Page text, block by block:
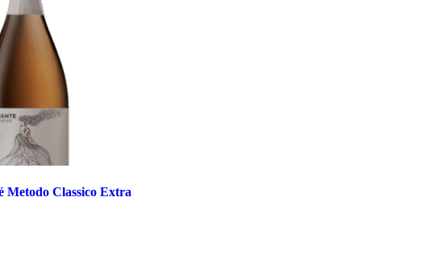
Metodo Classico Extra